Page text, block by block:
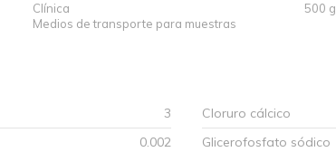
Clínica
Medios de transporte para muestras
500 g
3 Cloruro cálcico
0.002 Glicerofosfato sódico